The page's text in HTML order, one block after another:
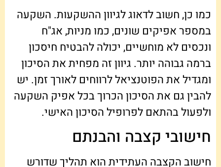
כמו כן, חשוב לדאוג לגיוון ההשקעות. השקעה
במספר אפיקים שונים, כמו מניות, אג"ח
ונכסים לא מוחשיים, יכולה להבטיח חיסכון
ברמה גבוהה יותר. גיוון זה מפחית את הסיכון
ומגדיל את הפוטנציאל לרווחים לאורך זמן. יש
להבין גם את הסיכון הכרוך בכל אפיק השקעה
ולפעול בהתאם לפרופיל הסיכון האישי.
חישובי קצבה והבנתם
חישוב הקצבה העתידית הוא תהליך שדורש